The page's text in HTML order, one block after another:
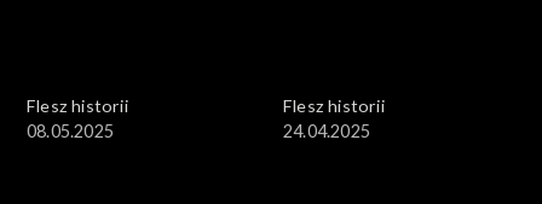
Flesz historii
08.05.2025
Flesz historii
24.04.2025